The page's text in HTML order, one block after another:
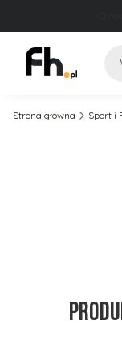
Strona główna Sport i